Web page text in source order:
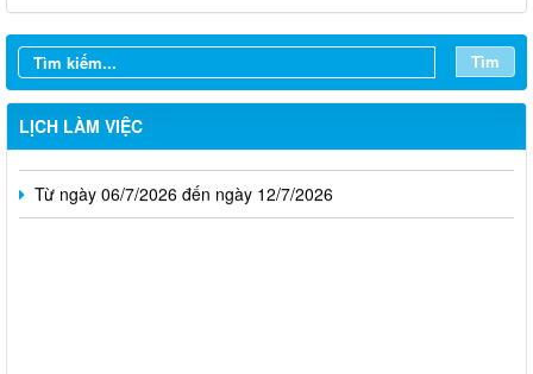
Tìm
LỊCH LÀM VIỆC
Từ ngày 27/7/2026 đến ngày 02/8/2026
Từ ngày 20/7/2026 đến ngày 26/7/2026
Từ ngày 13/7/2026 đến ngày 18/7/2026
Từ ngày 06/7/2026 đến ngày 12/7/2026